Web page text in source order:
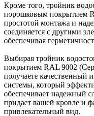
Кроме того, тройник
порошковым покрытием
простотой монтажа и
соединяется с другими
обеспечивая
Выбирая тройник
покрытием RAL 9002
получаете качественный
системы, который
обеспечивает надежный
придает вашей кровле и
привлекательный вид.